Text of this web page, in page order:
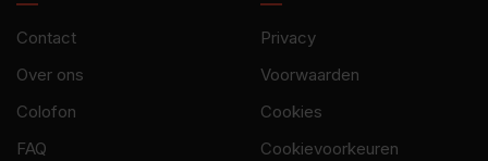
Contact
Over ons
Colofon
FAQ
Privacy
Voorwaarden
Cookies
Cookievoorkeuren